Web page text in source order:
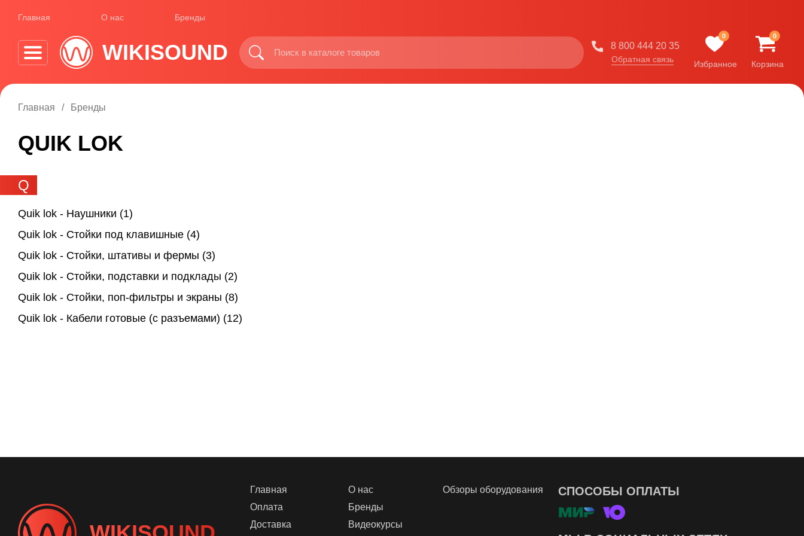
Главная О нас Бренды
WIKISOUND 8 800 444 20 35
Обратная связь
0
Избранное
0
Корзина
Главная Бренды
QUIK LOK
Q
Quik lok - Наушники (1)
Quik lok - Стойки под клавишные (4)
Quik lok - Стойки, штативы и фермы (3)
Quik lok - Стойки, подставки и подклады (2)
Quik lok - Стойки, поп-фильтры и экраны (8)
Quik lok - Кабели готовые (с разъемами) (12)
Главная
Оплата
Доставка
О нас
Бренды
Видеокурсы
Обзоры оборудования СПОСОБЫ ОПЛАТЫ